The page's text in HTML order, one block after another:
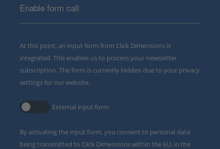
Enable form call
At this point, an input form from Click Dimensions is
integrated. This enables us to process your newsletter
subscription. The form is currently hidden due to your privacy
settings for our website.
External input form
By activating the input form, you consent to personal data
being transmitted to Click Dimensions within the EU, in the